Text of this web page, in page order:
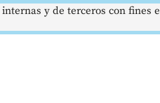
y de terceros con